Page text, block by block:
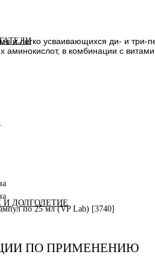
И ДОЛГОЛЕТИЕ
и легко усваивающихся ди- и три-
в комбинации с
по 25 мл (VP Lab) [3740]
ПО ПРИМЕНЕНИЮ